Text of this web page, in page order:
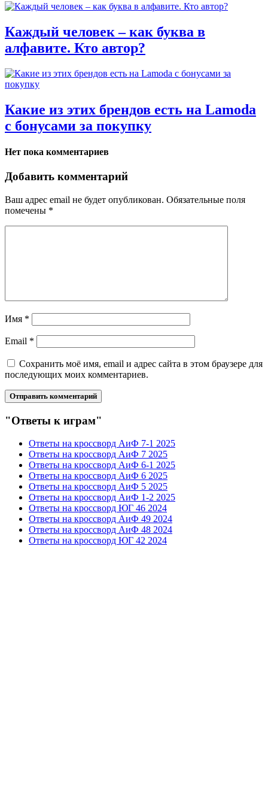
Каждый человек – как буква в
алфавите. Кто автор?
Какие из этих брендов есть на Lamoda
с бонусами за покупку
Нет пока комментариев
Добавить комментарий
Ваш адрес email не будет опубликован. Обязательные поля
помечены *
Имя *
Email *
Сохранить моё имя, email и адрес сайта в этом браузере для
последующих моих комментариев.
"Ответы к играм"
Ответы на кроссворд АиФ 7-1 2025
Ответы на кроссворд АиФ 7 2025
Ответы на кроссворд АиФ 6-1 2025
Ответы на кроссворд АиФ 6 2025
Ответы на кроссворд АиФ 5 2025
Ответы на кроссворд АиФ 1-2 2025
Ответы на кроссворд ЮГ 46 2024
Ответы на кроссворд АиФ 49 2024
Ответы на кроссворд АиФ 48 2024
Ответы на кроссворд ЮГ 42 2024